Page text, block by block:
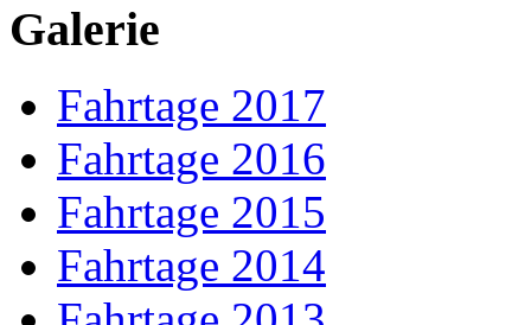
Galerie
Fahrtage 2017
Fahrtage 2016
Fahrtage 2015
Fahrtage 2014